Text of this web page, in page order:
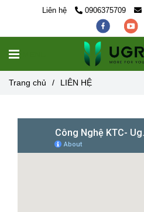
Liên hệ 0906375709
Trang chủ / LIÊN HỆ